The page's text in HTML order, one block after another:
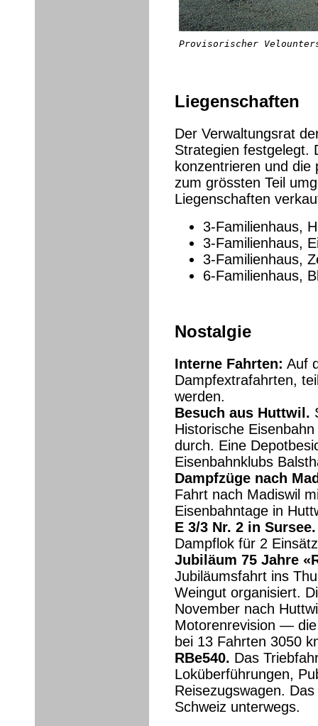
Provisorischer
Liegenschaften
Der Verwaltungsrat
Strategien festgelegt.
konzentrieren und
zum grössten Teil
Liegenschaften
3-Familienhaus,
3-Familienhaus,
3-Familienhaus,
6-Familienhaus,
Nostalgie
Interne Fahrten: Auf
Dampfextrafahrten,
werden.
Besuch aus Huttwil.
Historische
durch. Eine
Eisenbahnklubs
Dampfzüge nach
Fahrt nach Madiswil
Eisenbahntage in
E 3/3 Nr. 2 in Sursee.
Dampflok für 2
Jubiläum 75 Jahre
Jubiläumsfahrt ins
Weingut organisiert.
November nach
Motorenrevision —
bei 13 Fahrten 3050
RBe540. Das
Loküberführungen,
Reisezugswagen.
Schweiz unterwegs.